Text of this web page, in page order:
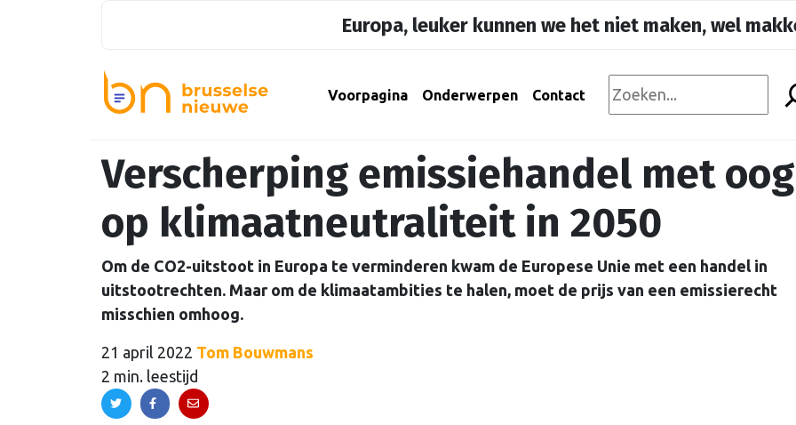
Europa, leuker kunnen we het niet maken, wel
Voorpagina Onderwerpen Contact
Verscherping emissiehandel met oog
op klimaatneutraliteit in 2050
Om de CO2-uitstoot in Europa te verminderen kwam de Europese Unie met een handel in
uitstootrechten. Maar om de klimaatambities te halen, moet de prijs van een emissierecht
misschien omhoog.
21 april 2022 Tom Bouwmans
2 min. leestijd